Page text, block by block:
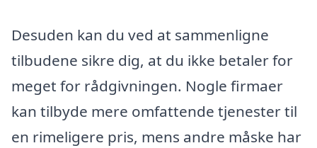
Desuden kan du ved at sammenligne
tilbudene sikre dig, at du ikke betaler for
meget for rådgivningen. Nogle firmaer
kan tilbyde mere omfattende tjenester til
en rimeligere pris, mens andre måske har